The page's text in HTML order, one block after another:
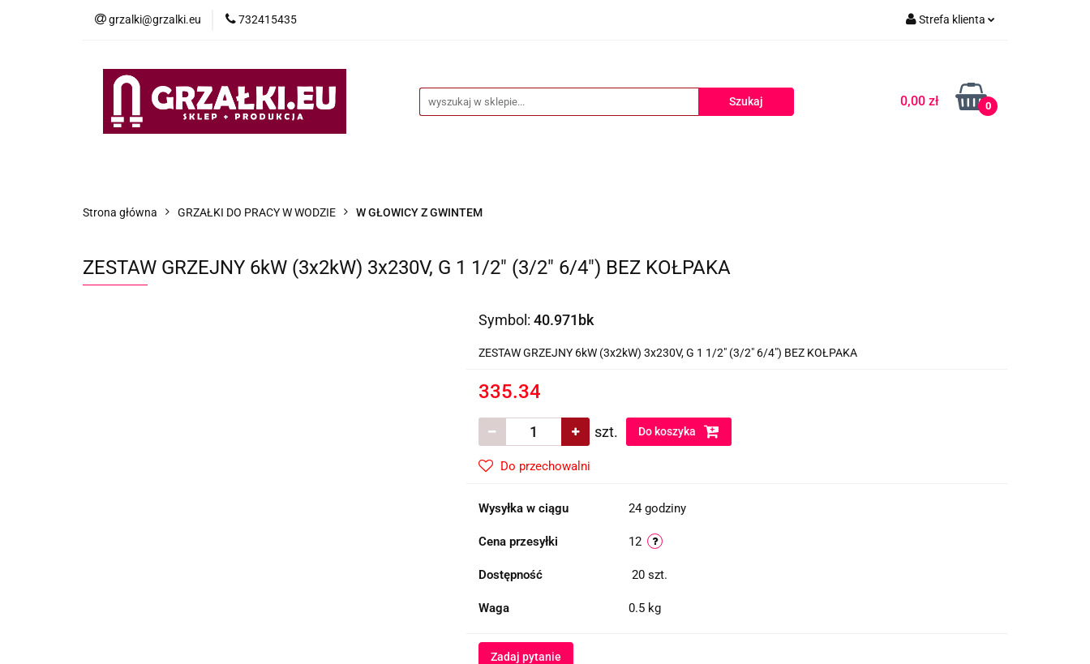
grzalki@grzalki.eu 732415435 Strefa klienta
Zarejestruj się
Dodaj zgłoszenie
0,00 zł 0
Strona główna GRZAŁKI DO PRACY W WODZIE W GŁOWICY Z GWINTEM
ZESTAW GRZEJNY 6kW (3x2kW) 3x230V, G 1 1/2" (3/2" 6/4") BEZ KOŁPAKA
Symbol: 40.971bk
ZESTAW GRZEJNY 6kW (3x2kW) 3x230V, G 1 1/2" (3/2" 6/4") BEZ KOŁPAKA
335.34
szt. Do koszyka
Do przechowalni
Wysyłka w ciągu 24 godziny
Cena przesyłki 12
Dostępność 20 szt.
Waga 0.5 kg
Zadaj pytanie